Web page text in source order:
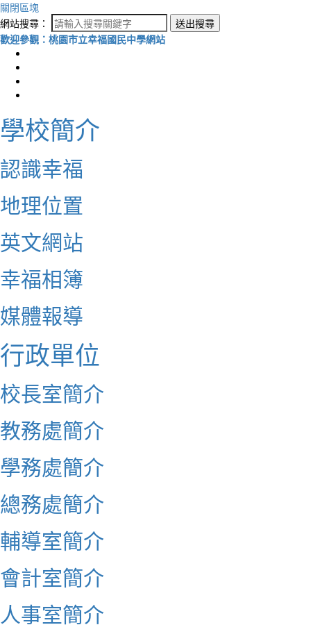
關閉區塊
網站搜尋：
送出搜尋
歡迎參觀：桃園市立幸福國民中學網站
學校簡介
認識幸福
地理位置
英文網站
幸福相簿
媒體報導
行政單位
校長室簡介
教務處簡介
學務處簡介
總務處簡介
輔導室簡介
會計室簡介
人事室簡介